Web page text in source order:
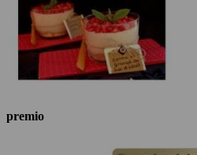
premio